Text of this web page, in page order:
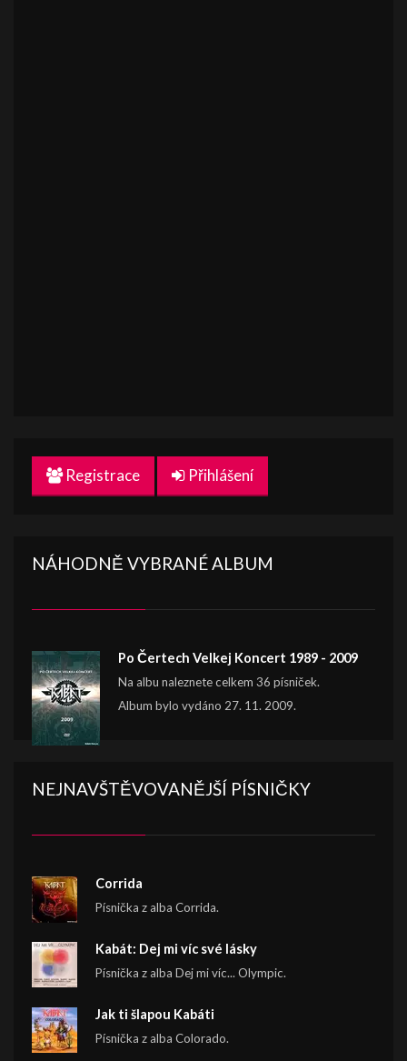
Registrace Přihlášení
NÁHODNĚ VYBRANÉ ALBUM
Po Čertech Velkej Koncert 1989 - 2009
Na albu naleznete celkem 36 písniček.
Album bylo vydáno 27. 11. 2009.
NEJNAVŠTĚVOVANĚJŠÍ PÍSNIČKY
Corrida
Písnička z alba Corrida.
Kabát: Dej mi víc své lásky
Písnička z alba Dej mi víc... Olympic.
Jak ti šlapou Kabáti
Písnička z alba Colorado.